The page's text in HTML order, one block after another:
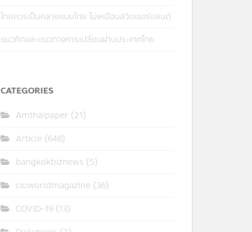
ไทยควรเป็นกลางแบบไทย ไม่เหมือนสวิตเซอร์แลนด์
แนวคิดและแนวทางการเปลี่ยนผ่านประเทศไทย
CATEGORIES
Amthaipaper (21)
Article (648)
bangkokbiznews (5)
cioworldmagazine (36)
COVID-19 (13)